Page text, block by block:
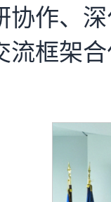
协作、
流框架